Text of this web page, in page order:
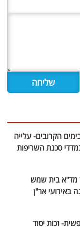
הקרובים- עלייה
סכנת השריפות
מד"א בית שמש
באירועי אר"ן
זכות יסוד